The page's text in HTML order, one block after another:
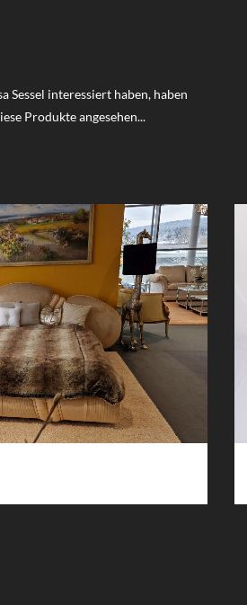
Sessel interessiert haben, haben
Produkte angesehen...